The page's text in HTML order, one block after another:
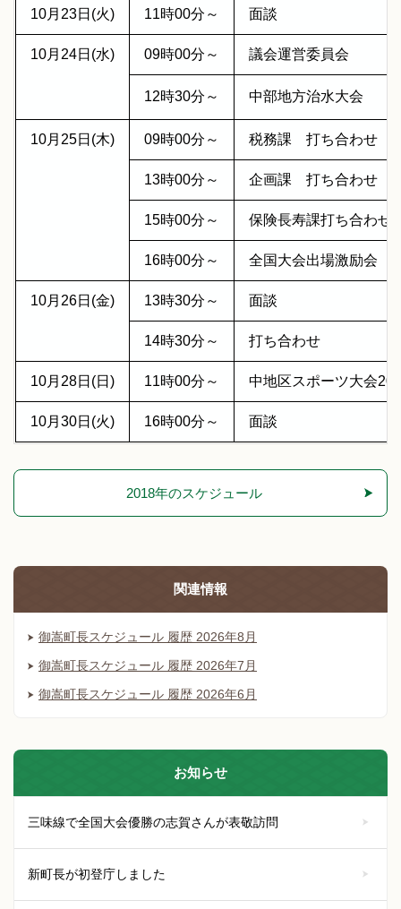
10月23日(火) 11時00分～ 面談
10月24日(水) 09時00分～ 議会運営委員会
12時30分～ 中部地方治水大会
10月25日(木) 09時00分～ 税務課 打ち合わせ
13時00分～ 企画課 打ち合わせ
15時00分～ 保険長寿課打ち合わせ
16時00分～ 全国大会出場激励会
10月26日(金) 13時30分～ 面談
14時30分～ 打ち合わせ
10月28日(日) 11時00分～ 中地区スポーツ大会
10月30日(火) 16時00分～ 面談
2018年のスケジュール
関連情報
御嵩町長スケジュール 履歴 2026年8月
御嵩町長スケジュール 履歴 2026年7月
御嵩町長スケジュール 履歴 2026年6月
お知らせ
三味線で全国大会優勝の志賀さんが表敬訪問
新町長が初登庁しました